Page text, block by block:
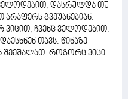
ველოდებით, დასრულდა თუ
გვეუბნებიან.
ჩვენც ველოდებით.
თავს. წინაზე
შეეშალათ. როგორც ვიცი